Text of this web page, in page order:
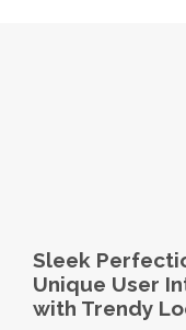
Sleek
Unique User
with Trendy